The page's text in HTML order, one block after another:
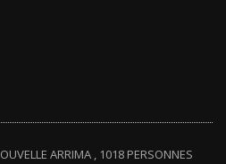
ARRIMA , 1018 PERSONNES